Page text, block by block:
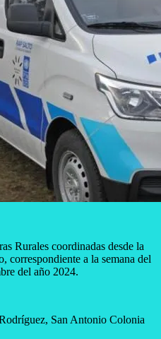
Rurales coordinadas desde la
correspondiente a la semana del
del año 2024.
San Antonio Colonia